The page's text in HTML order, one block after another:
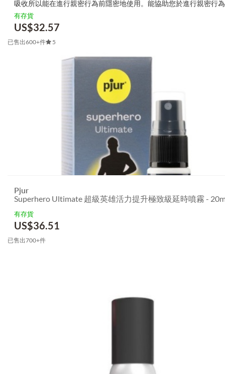
吸收所以能在進行親密行為前隱密地使用。能協助您於進行親密行
足夠力量及慾望。 客人喜愛本產品的理由： 自然地提升性方面的力
有存貨
US$32.57
已售出600+件 5
Pjur
Superhero Ultimate 超級英雄活力提升極致級延時噴霧 -
有存貨
US$36.51
已售出700+件